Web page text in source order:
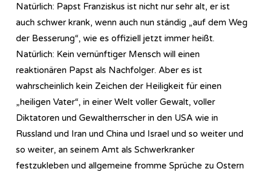
Natürlich: Papst Franziskus ist nicht nur sehr alt, er ist
auch schwer krank, wenn auch nun ständig „auf dem Weg
der Besserung“, wie es offiziell jetzt immer heißt.
Natürlich: Kein vernünftiger Mensch will einen
reaktionären Papst als Nachfolger. Aber es ist
wahrscheinlich kein Zeichen der Heiligkeit für einen
„heiligen Vater“, in einer Welt voller Gewalt, voller
Diktatoren und Gewaltherrscher in den USA wie in
Russland und Iran und China und Israel und so weiter und
so weiter, an seinem Amt als Schwerkranker
festzukleben und allgemeine fromme Sprüche zu Ostern